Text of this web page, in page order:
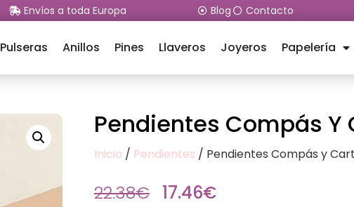
Envíos a toda Europa Blog Contacto
Pulseras Anillos Pines Llaveros Joyeros Papelería
Pendientes Compás Y
Inicio / Pendientes / Pendientes Compás y
22.38€ 17.46€